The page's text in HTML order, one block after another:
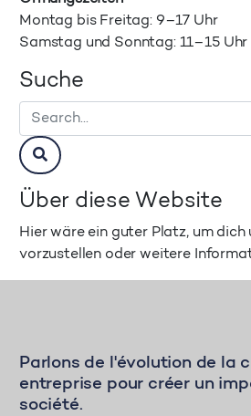
Montag bis Freitag: 9–17 Uhr
Samstag und Sonntag: 11–15 Uhr
Suche
Über diese Website
Hier wäre ein guter Platz, um
vorzustellen oder weitere
Parlons de l'évolution de la
entreprise pour créer un
société.